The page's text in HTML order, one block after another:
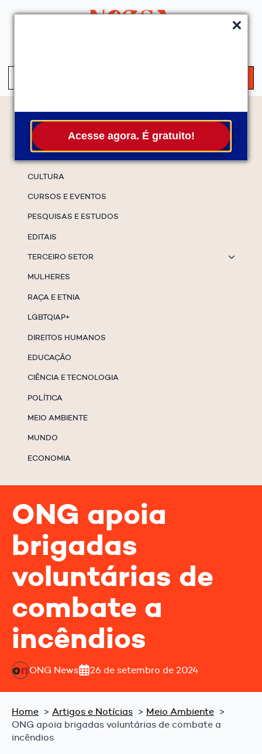
Acesse agora. É gratuito!
Temas
CULTURA
CURSOS E EVENTOS
PESQUISAS E ESTUDOS
EDITAIS
TERCEIRO SETOR
MULHERES
RAÇA E ETNIA
LGBTQIAP+
DIREITOS HUMANOS
EDUCAÇÃO
CIÊNCIA E TECNOLOGIA
POLÍTICA
MEIO AMBIENTE
MUNDO
ECONOMIA
ONG apoia
brigadas
voluntárias de
combate a
incêndios
ONG News 26 de setembro de 2024
Home Artigos e Notícias
Meio Ambiente
ONG apoia brigadas voluntárias de combate a
incêndios